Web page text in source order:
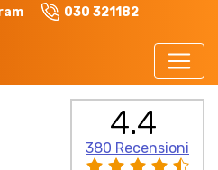
030 321182
4.4
380 Recensioni